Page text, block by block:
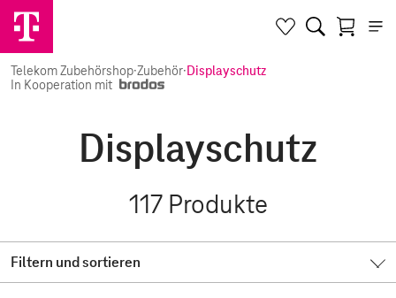
Telekom Zubehörshop·Zubehör·Displayschutz
In Kooperation mit
Displayschutz
117 Produkte
Filtern und sortieren